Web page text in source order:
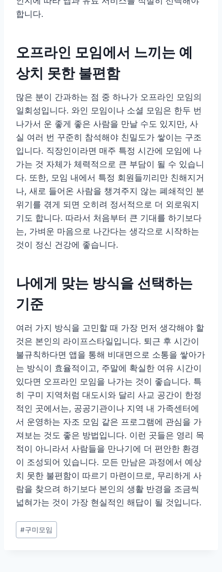
합니다.
오프라인 모임에서 느끼는 예
상치 못한 불편함
많은 분이 간과하는 점 중 하나가 오프라인 모임의
일회성입니다. 와인 모임이나 소셜 모임은 한두 번
나가서 운 좋게 좋은 사람을 만날 수도 있지만, 사
실 여러 번 꾸준히 참석해야 친밀도가 쌓이는 구조
입니다. 직장인이라면 매주 특정 시간에 모임에 나
가는 것 자체가 체력적으로 큰 부담이 될 수 있습니
다. 또한, 모임 내에서 특정 회원들끼리만 친해지거
나, 새로 들어온 사람을 챙겨주지 않는 폐쇄적인 분
위기를 겪게 되면 오히려 정서적으로 더 외로워지
기도 합니다. 따라서 처음부터 큰 기대를 하기보다
는, 가벼운 마음으로 나간다는 생각으로 시작하는
것이 정신 건강에 좋습니다.
나에게 맞는 방식을 선택하는
기준
여러 가지 방식을 고민할 때 가장 먼저 생각해야 할
것은 본인의 라이프스타일입니다. 퇴근 후 시간이
불규칙하다면 앱을 통해 비대면으로 소통을 쌓아가
는 방식이 효율적이고, 주말에 확실한 여유 시간이
있다면 오프라인 모임을 나가는 것이 좋습니다. 특
히 구미 지역처럼 대도시와 달리 사교 공간이 한정
적인 곳에서는, 공공기관이나 지역 내 가족센터에
서 운영하는 자조 모임 같은 프로그램에 관심을 가
져보는 것도 좋은 방법입니다. 이런 곳들은 영리 목
적이 아니라서 사람들을 만나기에 더 편안한 환경
이 조성되어 있습니다. 모든 만남은 과정에서 예상
치 못한 불편함이 따르기 마련이므로, 무리하게 사
람을 찾으려 하기보다 본인의 생활 반경을 조금씩
넓혀가는 것이 가장 현실적인 해답이 될 것입니다.
Post
Tags:
#구미모임